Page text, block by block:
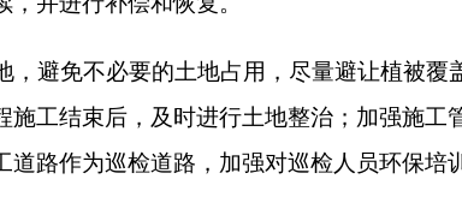
硫系统+45m高排气筒（DA001）处理后，
求，汞及其化合物满足《锅炉大气污染物
2021）中相应限值要求；灰库废气经
1996）表2限值要求；储煤场封闭式堆